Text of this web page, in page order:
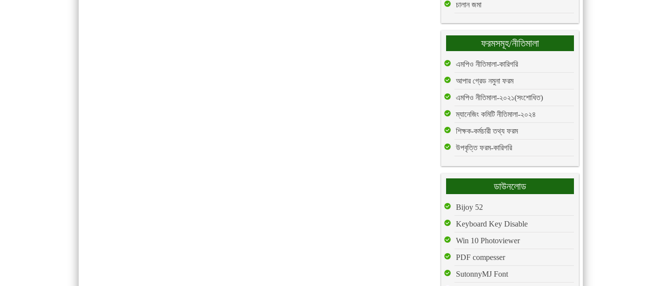
চালান জমা
ফরমসমূহ/নীতিমালা
এমপিও নীতিমালা-কারিগরি
আপার গ্রেড নমুনা ফরম
এমপিও নীতিমালা-২০২১(সংশোধিত)
ম্যানেজিং কমিটি নীতিমালা-২০২৪
শিক্ষক-কর্মচারী তথ্য ফরম
উপবৃত্তি ফরম-কারিগরি
ডাউনলোড
Bijoy 52
Keyboard Key Disable
Win 10 Photoviewer
PDF compesser
SutonnyMJ Font